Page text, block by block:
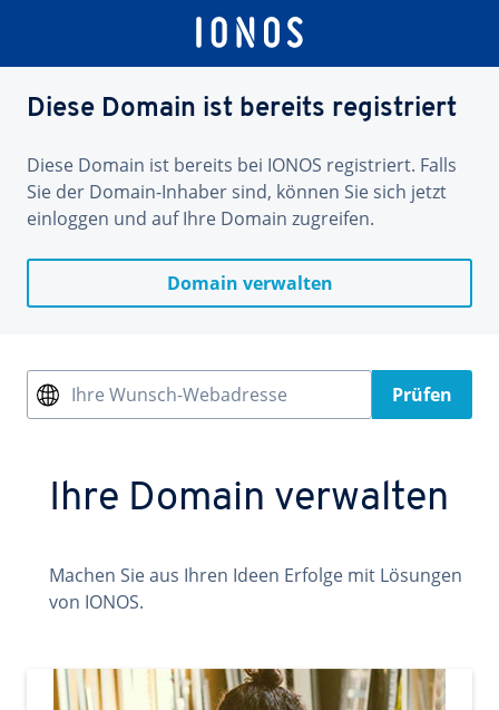
Diese Domain ist bereits registriert
Diese Domain ist bereits bei IONOS registriert. Falls
Sie der Domain-Inhaber sind, können Sie sich jetzt
einloggen und auf Ihre Domain zugreifen.
Domain verwalten
Ihre Wunsch-Webadresse Prüfen
Ihre Domain verwalten
Machen Sie aus Ihren Ideen Erfolge mit Lösungen
von IONOS.